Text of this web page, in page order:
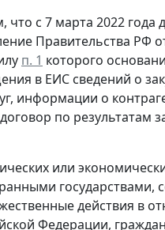
с 7 марта 2022 года
Правительства РФ
п. 1 которого
в ЕИС сведений о
информации о
по результатам
или
действия в
Федерации,